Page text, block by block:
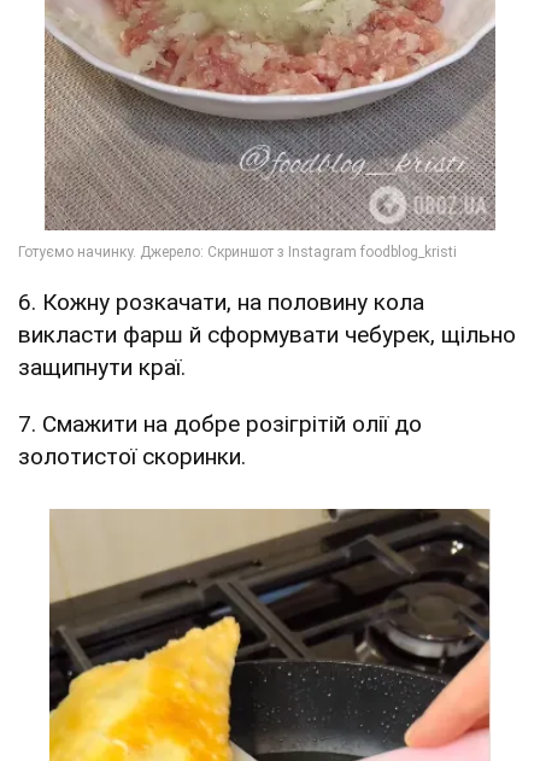
6. Кожну розкачати, на половину кола
викласти фарш й сформувати чебурек, щільно
защипнути краї.
7. Смажити на добре розігрітій олії до
золотистої скоринки.